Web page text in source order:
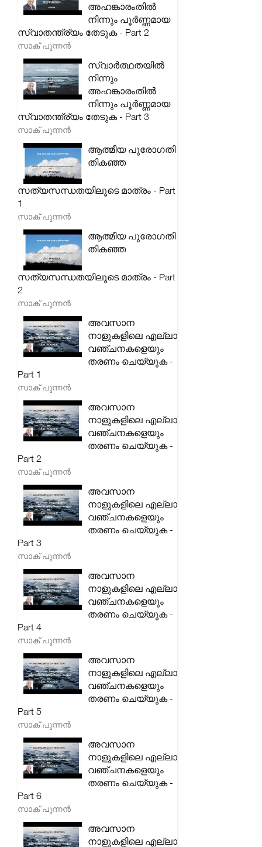
അഹങ്കാരംതിൽ
നിന്നും പൂർണ്ണമായ
സ്വാതന്ത്ര്യം തേടുക - Part 2
സാക് പുന്നൻ
സ്വാർത്ഥതയിൽ
നിന്നും
അഹങ്കാരംതിൽ
നിന്നും പൂർണ്ണമായ
സ്വാതന്ത്ര്യം തേടുക - Part 3
സാക് പുന്നൻ
ആത്മീയ പുരോഗതി
തികഞ്ഞ
സത്യസന്ധതയിലൂടെ മാത്രം - Part
1
സാക് പുന്നൻ
ആത്മീയ പുരോഗതി
തികഞ്ഞ
സത്യസന്ധതയിലൂടെ മാത്രം - Part
2
സാക് പുന്നൻ
അവസാന
നാളുകളിലെ എല്ലാ
വഞ്ചനകളെയും
തരണം ചെയ്യുക -
Part 1
സാക് പുന്നൻ
അവസാന
നാളുകളിലെ എല്ലാ
വഞ്ചനകളെയും
തരണം ചെയ്യുക -
Part 2
സാക് പുന്നൻ
അവസാന
നാളുകളിലെ എല്ലാ
വഞ്ചനകളെയും
തരണം ചെയ്യുക -
Part 3
സാക് പുന്നൻ
അവസാന
നാളുകളിലെ എല്ലാ
വഞ്ചനകളെയും
തരണം ചെയ്യുക -
Part 4
സാക് പുന്നൻ
അവസാന
നാളുകളിലെ എല്ലാ
വഞ്ചനകളെയും
തരണം ചെയ്യുക -
Part 5
സാക് പുന്നൻ
അവസാന
നാളുകളിലെ എല്ലാ
വഞ്ചനകളെയും
തരണം ചെയ്യുക -
Part 6
സാക് പുന്നൻ
അവസാന
നാളുകളിലെ എല്ലാ